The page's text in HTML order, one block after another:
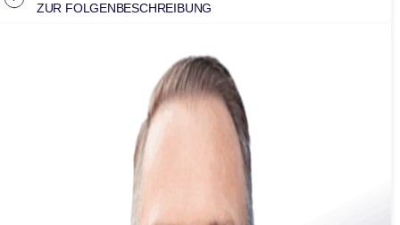
ZUR FOLGENBESCHREIBUNG